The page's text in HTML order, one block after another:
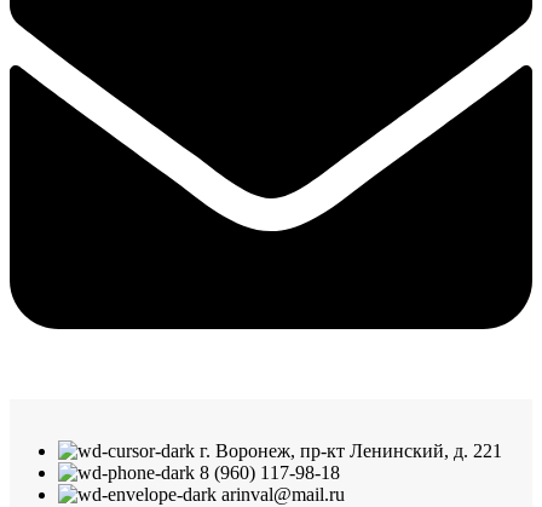
г. Воронеж, пр-кт Ленинский, д. 221
8 (960) 117-98-18
arinval@mail.ru